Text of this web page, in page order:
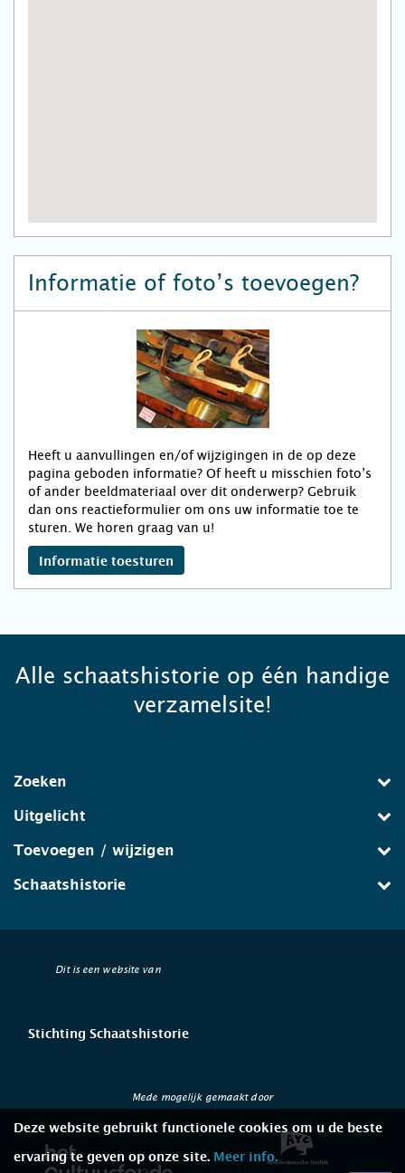
Informatie of foto’s toevoegen?
Heeft u aanvullingen en/of wijzigingen in de op deze
pagina geboden informatie? Of heeft u misschien foto’s
of ander beeldmateriaal over dit onderwerp? Gebruik
dan ons reactieformulier om ons uw informatie toe te
sturen. We horen graag van u!
Informatie toesturen
Alle schaatshistorie op één handige
verzamelsite!
Zoeken
Uitgelicht
Toevoegen / wijzigen
Schaatshistorie
Dit is een website van
Stichting Schaatshistorie
Mede mogelijk gemaakt door
Deze website gebruikt functionele cookies om u de beste
ervaring te geven op onze site. Meer info.